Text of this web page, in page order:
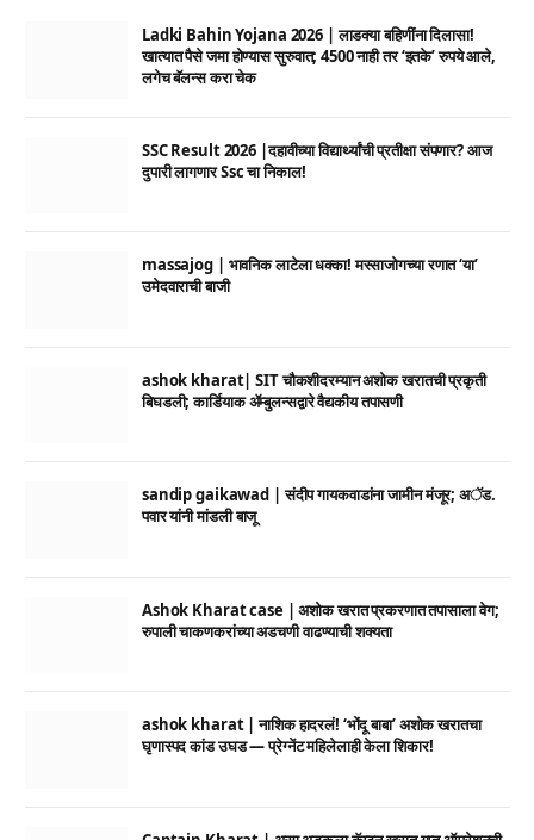
Ladki Bahin Yojana 2026 | लाडक्या बहिणींना दिलासा!
खात्यात पैसे जमा होण्यास सुरुवात; 4500 नाही तर ‘इतके’ रुपये आले,
लगेच बॅलन्स करा चेक
SSC Result 2026 |दहावीच्या विद्यार्थ्यांची प्रतीक्षा संपणार? आज
दुपारी लागणार Ssc चा निकाल!
massajog | भावनिक लाटेला धक्का! मस्साजोगच्या रणात ‘या’
उमेदवाराची बाजी
ashok kharat| SIT चौकशीदरम्यान अशोक खरातची प्रकृती
बिघडली; कार्डियाक ॲम्बुलन्सद्वारे वैद्यकीय तपासणी
sandip gaikawad | संदीप गायकवाडांना जामीन मंजूर; अॅड.
पवार यांनी मांडली बाजू
Ashok Kharat case | अशोक खरात प्रकरणात तपासाला वेग;
रुपाली चाकणकरांच्या अडचणी वाढण्याची शक्यता
ashok kharat | नाशिक हादरलं! ‘भोंदू बाबा’ अशोक खरातचा
घृणास्पद कांड उघड — प्रेग्नेंट महिलेलाही केला शिकार!